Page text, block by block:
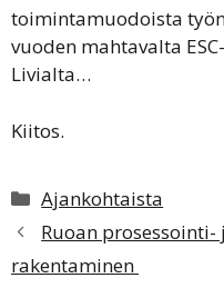
toimintamuodoista
vuoden mahtavalta
Livialta…
Kiitos.
Kategoriat
Ajankohtaista
Ruoan
rakentaminen